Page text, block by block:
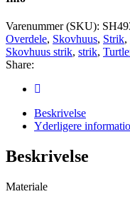
Varenummer (SKU):
Overdele, Skovhuus, Strik,
Skovhuus strik, strik,
Share:
Beskrivelse
Yderligere
Beskrivelse
Materiale